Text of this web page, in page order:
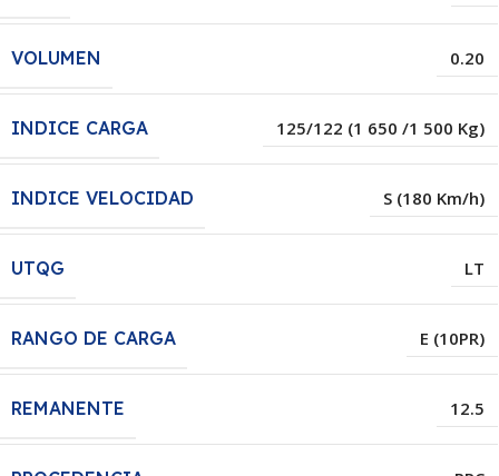
VOLUMEN 0.20
INDICE CARGA 125/122 (1 650 /1 500 Kg)
INDICE VELOCIDAD S (180 Km/h)
UTQG LT
RANGO DE CARGA E (10PR)
REMANENTE 12.5